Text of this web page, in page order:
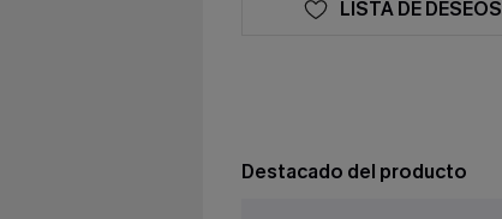
LISTA DE DESEOS
Destacado del producto